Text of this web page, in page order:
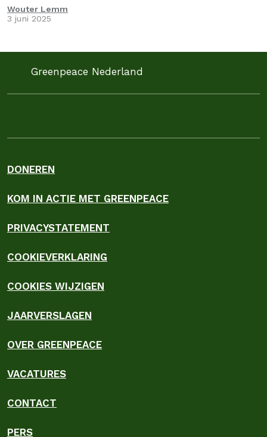
rechtszaak over gaat.
Wouter Lemm
3 juni 2025
Greenpeace Nederland
DONEREN
KOM IN ACTIE MET GREENPEACE
PRIVACYSTATEMENT
COOKIEVERKLARING
COOKIES WIJZIGEN
JAARVERSLAGEN
OVER GREENPEACE
VACATURES
CONTACT
PERS